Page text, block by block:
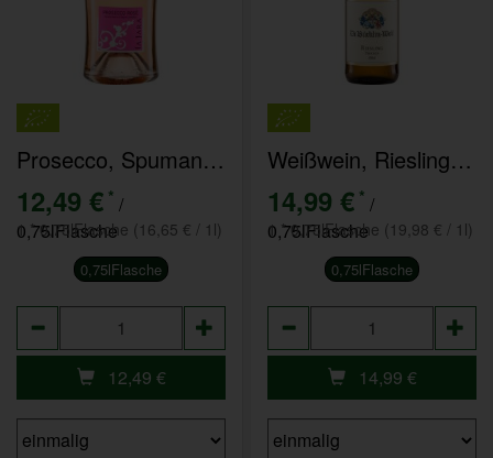
Prosecco, Spumante Rosé Extra Dry La Jara
12,49 € * /
0,75lFlasche
1 * 0,75lFlasche (16,65 € / 1l)
0,75lFlasche
12,49 €
Weißwein, Riesling VDP.Gutswein Dr.Bürklin-Wolf
14,99 € * /
0,75lFlasche
1 * 0,75lFlasche (19,98 € / 1l)
0,75lFlasche
14,99 €